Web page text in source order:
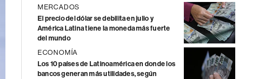
MERCADOS
El precio del dólar se debilita en julio y
América Latina tiene la moneda más fuerte
del mundo
ECONOMÍA
Los 10 países de Latinoamérica en donde los
bancos generan más utilidades, según